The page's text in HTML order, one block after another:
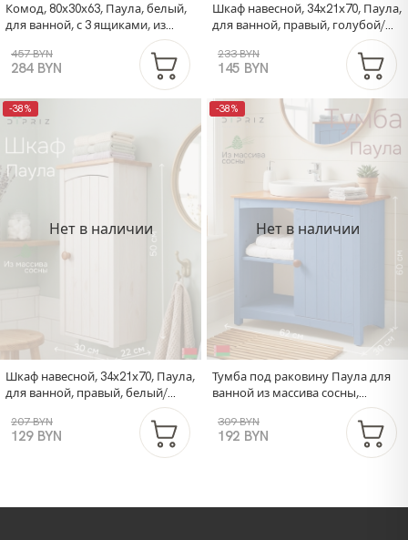
Комод, 80х30х63, Паула, белый,
для ванной, с 3 ящиками, из
массива дерева, белый/черри
457 BYN
284 BYN
Шкаф навесной, 34х21х70, Паула,
для ванной, правый, голубой/
233 BYN
145 BYN
Нет в наличии
-38%
Шкаф навесной, 34х21х70, Паула,
для ванной, правый, белый/
207 BYN
129 BYN
Нет в наличии
-38%
Тумба под раковину Паула для
ванной из массива сосны,
309 BYN
192 BYN